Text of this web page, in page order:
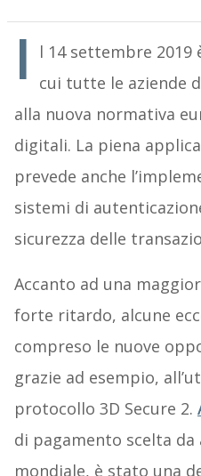
I
l 14 settembre
cui tutte le aziende
alla nuova normativa
digitali. La piena
prevede anche
sistemi di
sicurezza delle
Accanto ad una
forte ritardo, alcune
compreso le nuove
grazie ad esempio,
protocollo 3D Secure 2.
di pagamento scelta da
mondiale, è stato una